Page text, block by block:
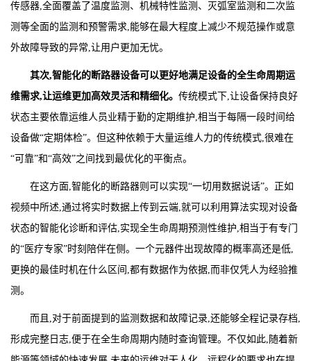
传感器,全面覆盖了温度监测、机械特性监测、灭弧室监测和二次监
测等全面的监测和预警需求,能够在最大程度上减少不规范操作或意
外故障导致的异常,让用户更加无忧。
其次,智能化的断路器设备可以更好地满足设备的全生命周期运
维需求,让运维更加高效灵活和精细化。 传统模式下,让设备保持良好
状态主要依靠运维人员业精于勤的定期维护,相当于每隔一段时间给
设备做“定期体检”。但这种依赖于大量运维人力的传统模式,很难在
“可靠”和“高效”之间找到最优化的平衡点。
在这方面,智能化的断路器则可以实现“一切用数据说话”。正如
视频中所述,通过将实时数据上传到云端,就可以利用算法实现对设备
状态的智能化诊断和评估,实现全生命周期预测性维护,相当于有专门
的“医疗专家”时刻陪伴在侧。一个元器件出现故障的概率高还是低,
更换的最佳时机在什么区间,都有数据作为依据,而非仅凭人为经验推
测。
而且,对于前面提到的监测数据和故障记录,还能够全程记录存档,
形成完整日志,便于在全生命周期内随时查询管理。不仅如此,随着新